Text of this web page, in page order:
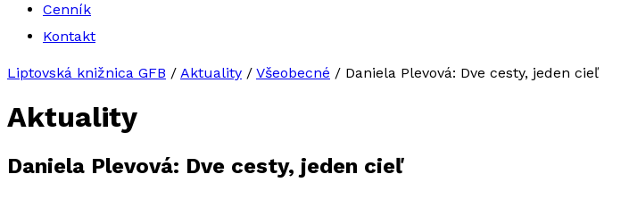
Cenník
Kontakt
Liptovská knižnica GFB / Aktuality / Všeobecné / Daniela Plevová: Dve cesty, jeden cieľ
Aktuality
Daniela Plevová: Dve cesty, jeden cieľ